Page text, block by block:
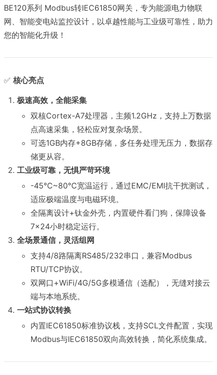
BE120系列 Modbus转IEC61850网关，专为能源电力物联
网、智能变电站监控设计，以卓越性能与工业级可靠性，助力
您的智能化升级！
✅ 核心亮点
极速高效，全能采集
双核Cortex-A7处理器，主频1.2GHz，支持上万数据
点高速采集，轻松应对复杂场景。
可选1GB内存+8GB存储，多任务处理无压力，数据存
储更从容。
工业级可靠，无惧严苛环境
-45℃~80℃宽温运行，通过EMC/EMI抗干扰测试，
适应极端温度与电磁环境。
全隔离设计+钛金外壳，内置硬件看门狗，保障设备
7×24小时稳定运行。
全场景通信，灵活组网
支持4/8路隔离RS485/232串口，兼容Modbus
RTU/TCP协议。
双网口+WiFi/4G/5G多模通信（选配），无缝对接云
端与本地系统。
一站式协议转换
内置IEC61850标准协议栈，支持SCL文件配置，实现
Modbus与IEC61850双向高效转换，简化系统集成。